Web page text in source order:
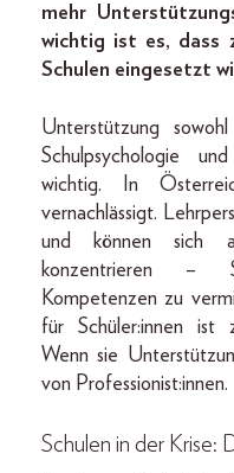
mehr
wichtig ist es, dass
Schulen eingesetzt
Unterstützung
Schulpsychologie
wichtig. In
vernachlässigt.
und können sich
konzentrieren –
Kompetenzen zu
für Schüler:innen ist
Wenn sie
von Professionist:innen.
Schulen in der Krise: